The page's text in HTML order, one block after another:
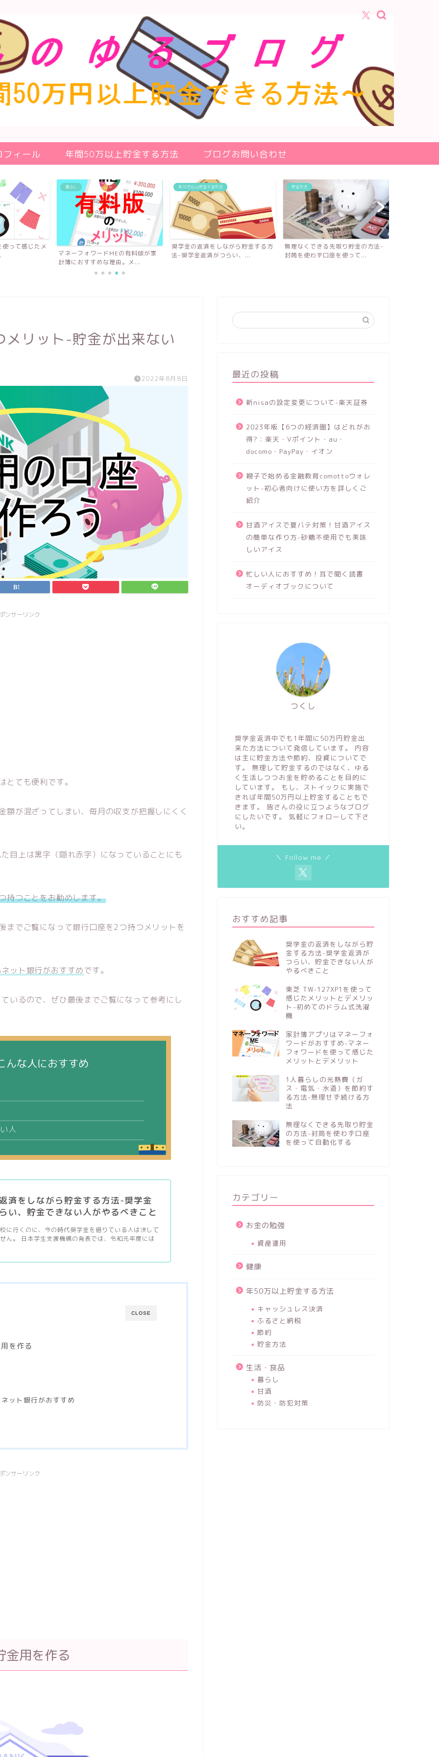
フィール 年間50万以上貯金する方法 ブログお問い合わせ
年50万以上貯金する方法
奨学金の返済をしながら貯金する方
法-奨学金返済がつらい、...
貯金方法
無理なくできる先取り貯金の方法-
封筒を使わず口座を使って...
生活・食品
今人気のセカンド冷凍庫のメリット
とデメリット・おすすめの...
リット-貯金が出来ない
2022年8月8日
ンサーリンク
ても便利です。
が混ざってしまい、毎月の収支が把握しにくく
目上は黒字（隠れ赤字）になっていることにも
持つことをお勧めします。
までご覧になって銀行口座を2つ持つメリットを
ット銀行がおすすめです。
いるので、ぜひ最後までご覧になって参考にし
んな人におすすめ
人
済をしながら貯金する方法-奨学金
い、貯金できない人がやるべきこと
に行くのに、今の時代奨学金を借りている人は決して
ん。 日本学生支援機構の発表では、令和元年度には
CLOSE
を作る
ット銀行がおすすめ
ンサーリンク
金用を作る
最近の投稿
新nisaの設定変更について-楽天証券
2023年版【6つの経済圏】はどれがお
得?：楽天・Vポイント・au・
docomo・PayPay・イオン
親子で始める金融教育comottoウォレ
ット-初心者向けに使い方を詳しくご
紹介
甘酒アイスで夏バテ対策！甘酒アイス
の簡単な作り方-砂糖不使用でも美味
しいアイス
忙しい人におすすめ！耳で聞く読書
オーディオブックについて
つくし
奨学金返済中でも1年間に50万円貯金出
来た方法について発信しています。 内容
は主に貯金方法や節約、投資についてで
す。 無理して貯金するのではなく、ゆる
く生活しつつお金を貯めることを目的に
しています。 もし、ストイックに実施で
きれば年間50万円以上貯金することもで
きます。 皆さんの役に立つようなブログ
にしたいです。 気軽にフォローして下さ
い。
＼ Follow me ／
おすすめ記事
奨学金の返済をしながら貯
金する方法-奨学金返済が
つらい、貯金できない人が
やるべきこと
東芝 TW-127XP1を使って
感じたメリットとデメリッ
ト-初めてのドラム式洗濯
機
家計簿アプリはマネーフォ
ワードがおすすめ-マネー
フォワードを使って感じた
メリットとデメリット
1人暮らしの光熱費（ガ
ス・電気・水道）を節約す
る方法-無理せず続ける方
法
無理なくできる先取り貯金
の方法-封筒を使わず口座
を使って自動化する
カテゴリー
お金の勉強
資産運用
健康
年50万以上貯金する方法
キャッシュレス決済
ふるさと納税
節約
貯金方法
生活・食品
暮らし
甘酒
防災・防犯対策